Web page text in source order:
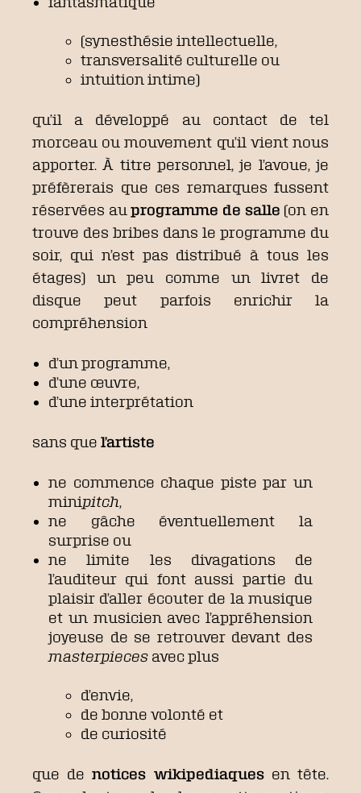
(synesthésie intellectuelle,
transversalité culturelle ou
intuition intime)
qu’il a développé au contact de tel
morceau ou mouvement qu’il vient nous
apporter. À titre personnel, je l’avoue, je
préfèrerais que ces remarques fussent
réservées auprogramme de salle (on en
trouve des bribes dans le programme du
soir, qui n’est pas distribué à tous les
étages) un peu comme un livret de
disque peut parfois enrichir la
compréhension
d’un programme,
d’une œuvre,
d’une interprétation
sans que l’artiste
ne commence chaque piste par un
minipitch,
ne gâche éventuellement la
surprise ou
ne limite les divagations de
l’auditeur qui font aussi partie du
plaisir d’aller écouter de la musique
et un musicien avec l’appréhension
joyeuse de se retrouver devant des
masterpieces avec plus
d’envie,
de bonne volonté et
de curiosité
que denotices wikipediaquesen tête.